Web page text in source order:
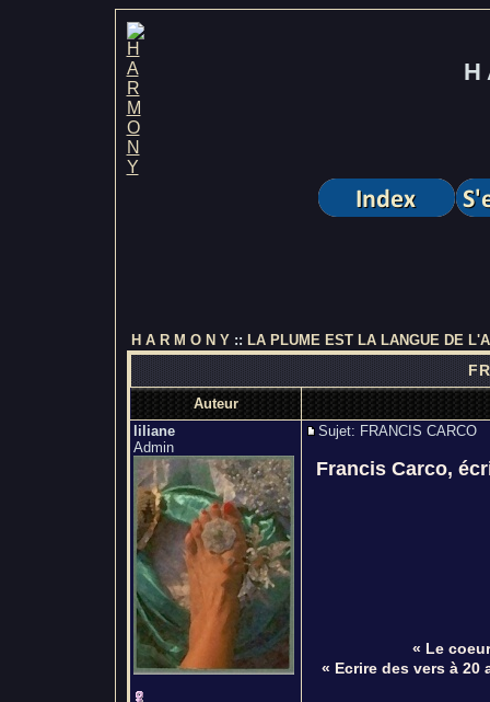
H
H A R M O N Y:: LA PLUME EST LA LANGUE DE
Auteur
liliane
Admin
Sujet: FRANCIS CARCO
Francis Carco,
« Le
« Ecrire des vers à 20